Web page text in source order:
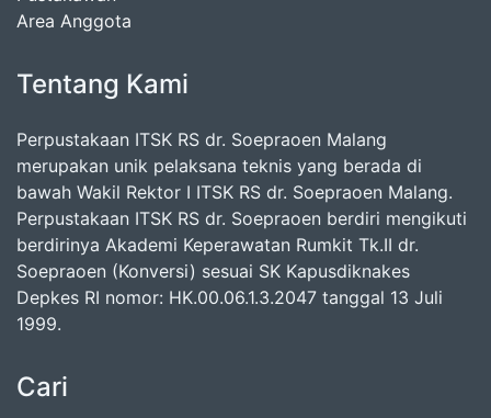
Area Anggota
Tentang Kami
Perpustakaan ITSK RS dr. Soepraoen Malang
merupakan unik pelaksana teknis yang berada di
bawah Wakil Rektor I ITSK RS dr. Soepraoen Malang.
Perpustakaan ITSK RS dr. Soepraoen berdiri mengikuti
berdirinya Akademi Keperawatan Rumkit Tk.II dr.
Soepraoen (Konversi) sesuai SK Kapusdiknakes
Depkes RI nomor: HK.00.06.1.3.2047 tanggal 13 Juli
1999.
Cari